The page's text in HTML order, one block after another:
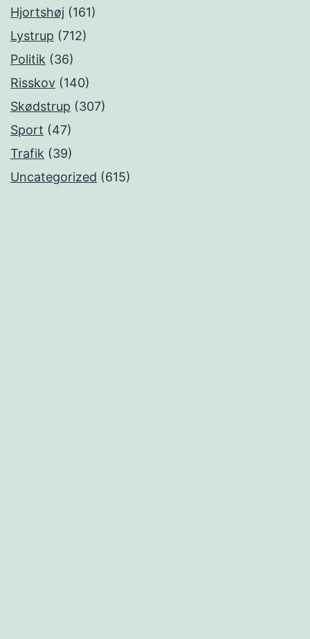
Hjortshøj (161)
Lystrup (712)
Politik (36)
Risskov (140)
Skødstrup (307)
Sport (47)
Trafik (39)
Uncategorized (615)